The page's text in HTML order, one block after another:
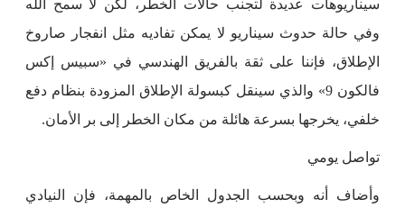
سيناريوهات عديدة لتجنب حالات الخطر، لكن لا سمح الله
وفي حالة حدوث سيناريو لا يمكن تفاديه مثل انفجار صاروخ
الإطلاق، فإننا على ثقة بالفريق الهندسي في «سبيس إكس
فالكون 9» والذي سينقل كبسولة الإطلاق المزودة بنظام دفع
خلفي، يخرجها بسرعة هائلة من مكان الخطر إلى بر الأمان.
تواصل يومي
وأضاف أنه وبحسب الجدول الخاص بالمهمة، فإن النيادي